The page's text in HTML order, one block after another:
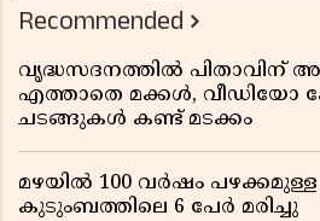
Recommended
വൃദ്ധസദനത്തിൽ പിതാവിന്
എത്താതെ മക്കൾ, വീഡിയോ
ചടങ്ങുകൾ കണ്ട് മടക്കം
മഴയിൽ 100 വർഷം
കുടുംബത്തിലെ 6 പേർ മരിച്ചു